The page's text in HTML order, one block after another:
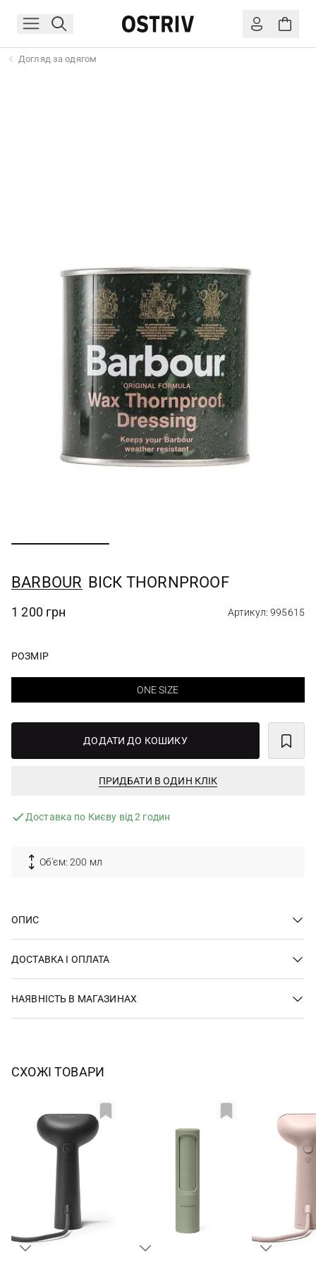
Догляд за одягом
BARBOUR ВІСК THORNPROOF
1 200 грн Артикул: 995615
РОЗМІР
ONE SIZE
ДОДАТИ ДО КОШИКУ
ПРИДБАТИ В ОДИН КЛІК
Доставка по Києву від 2 годин
Об'єм: 200 мл
ОПИС
ДОСТАВКА І ОПЛАТА
НАЯВНІСТЬ В МАГАЗИНАХ
СХОЖІ ТОВАРИ